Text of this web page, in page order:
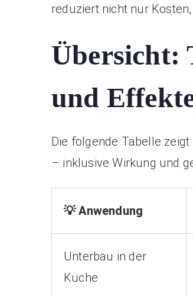
reduziert nicht nur
Übersicht:
und
Die folgende Tabelle
– inklusive Wirkung und
💡 Anwendung
Unterbau in der
Küche